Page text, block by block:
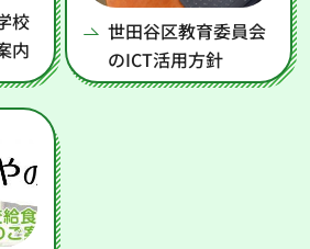
校
内
世田谷区教育委員会
のICT活用方針